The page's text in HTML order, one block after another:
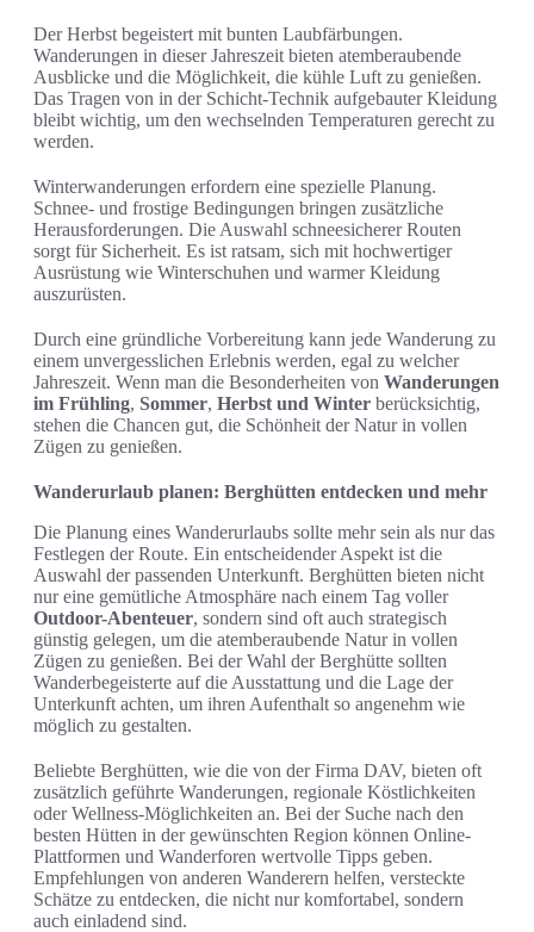
Der Herbst begeistert mit bunten Laubfärbungen.
Wanderungen in dieser Jahreszeit bieten atemberaubende
Ausblicke und die Möglichkeit, die kühle Luft zu genießen.
Das Tragen von in der Schicht-Technik aufgebauter Kleidung
bleibt wichtig, um den wechselnden Temperaturen gerecht zu
werden.
Winterwanderungen erfordern eine spezielle Planung.
Schnee- und frostige Bedingungen bringen zusätzliche
Herausforderungen. Die Auswahl schneesicherer Routen
sorgt für Sicherheit. Es ist ratsam, sich mit hochwertiger
Ausrüstung wie Winterschuhen und warmer Kleidung
auszurüsten.
Durch eine gründliche Vorbereitung kann jede Wanderung zu
einem unvergesslichen Erlebnis werden, egal zu welcher
Jahreszeit. Wenn man die Besonderheiten von Wanderungen
im Frühling, Sommer, Herbst und Winter berücksichtig,
stehen die Chancen gut, die Schönheit der Natur in vollen
Zügen zu genießen.
Wanderurlaub planen: Berghütten entdecken und mehr
Die Planung eines Wanderurlaubs sollte mehr sein als nur das
Festlegen der Route. Ein entscheidender Aspekt ist die
Auswahl der passenden Unterkunft. Berghütten bieten nicht
nur eine gemütliche Atmosphäre nach einem Tag voller
Outdoor-Abenteuer, sondern sind oft auch strategisch
günstig gelegen, um die atemberaubende Natur in vollen
Zügen zu genießen. Bei der Wahl der Berghütte sollten
Wanderbegeisterte auf die Ausstattung und die Lage der
Unterkunft achten, um ihren Aufenthalt so angenehm wie
möglich zu gestalten.
Beliebte Berghütten, wie die von der Firma DAV, bieten oft
zusätzlich geführte Wanderungen, regionale Köstlichkeiten
oder Wellness-Möglichkeiten an. Bei der Suche nach den
besten Hütten in der gewünschten Region können Online-
Plattformen und Wanderforen wertvolle Tipps geben.
Empfehlungen von anderen Wanderern helfen, versteckte
Schätze zu entdecken, die nicht nur komfortabel, sondern
auch einladend sind.